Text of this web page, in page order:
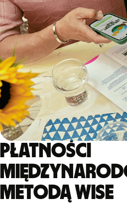
Płatności
metodą Wise